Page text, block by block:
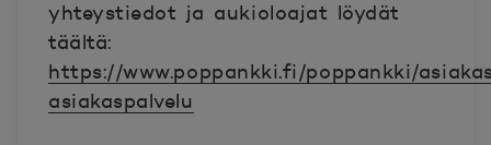
yhteystiedot ja aukioloajat löydät
täältä:
https://www.poppankki.fi/poppankki/
asiakaspalvelu